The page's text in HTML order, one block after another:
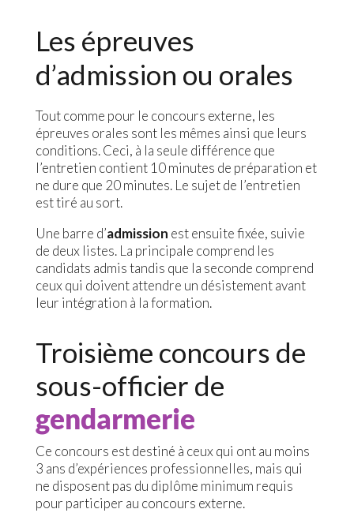
Les épreuves
d’admission ou orales
Tout comme pour le concours externe, les
épreuves orales sont les mêmes ainsi que leurs
conditions. Ceci, à la seule différence que
l’entretien contient 10 minutes de préparation et
ne dure que 20 minutes. Le sujet de l’entretien
est tiré au sort.
Une barre d’admission est ensuite fixée, suivie
de deux listes. La principale comprend les
candidats admis tandis que la seconde comprend
ceux qui doivent attendre un désistement avant
leur intégration à la formation.
Troisième concours de
sous-officier de
gendarmerie
Ce concours est destiné à ceux qui ont au moins
3 ans d’expériences professionnelles, mais qui
ne disposent pas du diplôme minimum requis
pour participer au concours externe.